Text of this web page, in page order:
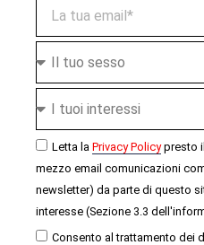
Letta la Privacy Policypresto
mezzo email comunicazioni
newsletter) da parte di questo
interesse (Sezione 3.3
Consento al trattamento dei